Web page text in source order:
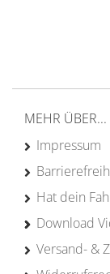
MEHR ÜBER...
Impressum
Hat dein
Download
Versand- &